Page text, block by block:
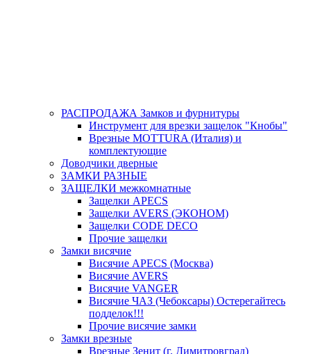
РАСПРОДАЖА Замков и фурнитуры
Инструмент для врезки защелок "Кнобы"
Врезные MOTTURA (Италия) и
комплектующие
Доводчики дверные
ЗАМКИ РАЗНЫЕ
ЗАЩЕЛКИ межкомнатные
Защелки APECS
Защелки AVERS (ЭКОНОМ)
Защелки CODE DECO
Прочие защелки
Замки висячие
Висячие APECS (Москва)
Висячие AVERS
Висячие VANGER
Висячие ЧАЗ (Чебоксары) Остерегайтесь
подделок!!!
Прочие висячие замки
Замки врезные
Врезные Зенит (г. Димитровград)